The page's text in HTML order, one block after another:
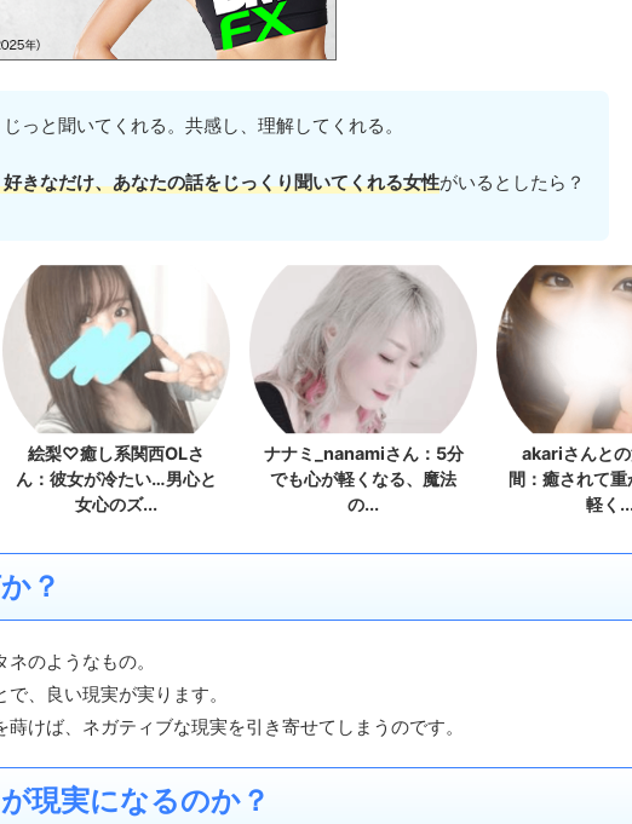
っと聞いてくれる。共感し、理解してくれる。
きなだけ、あなたの話をじっくり聞いてくれる女性がいるとしたら？
絵梨♡癒し系関西OLさ
ん：彼女が冷たい…男心と
ナナミ_nanamiさん：5分
でも心が軽くなる、魔法
akariさんと
間：癒されて
？
ネのようなもの。
で、良い現実が実ります。